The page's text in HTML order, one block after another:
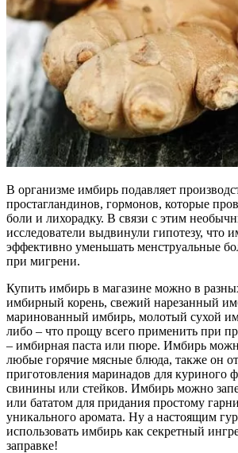
В организме имбирь подавляет
простагландинов, гормонов, которые
боли и лихорадку. В связи с этим
исследователи выдвинули гипотезу, что
эффективно уменьшать менструальные
при мигрени.
Купить имбирь в магазине можно в
имбирный корень, свежий нарезанный
маринованный имбирь, молотый сухой
либо – что прощу всего применить при
– имбирная паста или пюре. Имбирь
любые горячие мясные блюда, также он
приготовления маринадов для куриного
свинины или стейков. Имбирь можно
или бататом для придания простому
уникального аромата. Ну а настоящим
использовать имбирь как секретный
заправке!